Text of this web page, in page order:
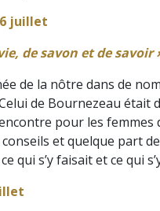
juillet
de savon et de savoir
de la nôtre dans de
de Bournezeau était
pour les femmes
et quelque part
qui s’y faisait et ce qui